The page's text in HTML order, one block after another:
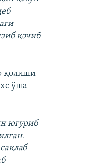
қочиб
қолиши
ўша
югуриб